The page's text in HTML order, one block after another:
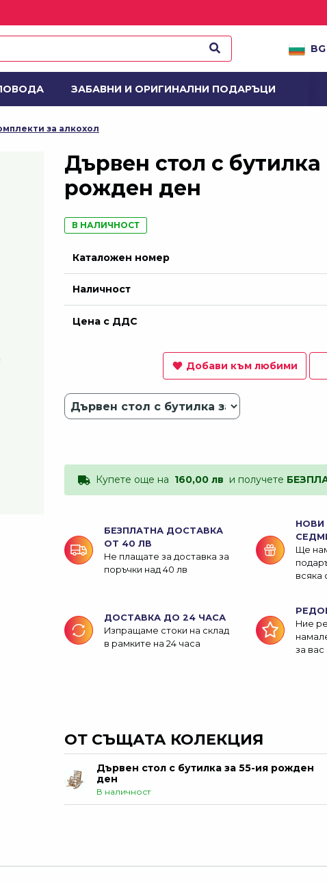
BG
ЗАБАВНИ И ОРИГИНАЛНИ ПОДАРЪЦИ
за алкохол
Дървен стол с бутилка
рожден ден
В НАЛИЧНОСТ
Каталожен номер
Наличност
Цена с ДДС
Добави към любими
Купете още на 160,00 лв и получете
БЕЗПЛАТНА ДОСТАВКА
ОТ 40 ЛВ
Не плащате за доставка за
поръчки над 40 лв
НОВИ
Ще
всяка
ДОСТАВКА ДО 24 ЧАСА
Изпращаме стоки на склад
в рамките на 24 часа
Ние
за вас
ОТ СЪЩАТА КОЛЕКЦИЯ
Дървен стол с бутилка за 55-ия рожден
ден
В наличност